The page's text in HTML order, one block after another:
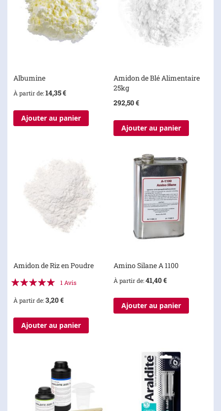
Albumine
À partir de 14,35 €
Ajouter au panier
Amidon de Blé Alimentaire
25kg
292,50 €
Ajouter au panier
Amidon de Riz en Poudre
Évaluation:
1Avis
À partir de 3,20 €
Ajouter au panier
Amino Silane A 1100
À partir de 41,40 €
Ajouter au panier